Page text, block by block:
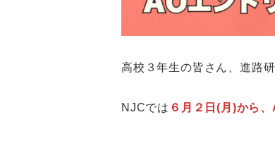
高校３年生の皆さん、進路
NJCでは ６月２日(月)から